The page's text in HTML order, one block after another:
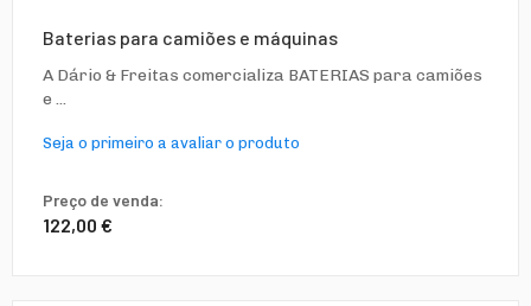
Baterias para camiões e máquinas
A Dário & Freitas comercializa BATERIAS para camiões
e ...
Seja o primeiro a avaliar o produto
Preço de venda:
122,00 €